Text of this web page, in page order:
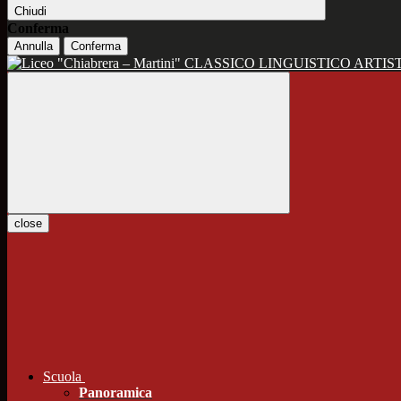
Chiudi
Conferma
Annulla Conferma
CLASSICO LINGUISTICO
close
Scuola
Panoramica